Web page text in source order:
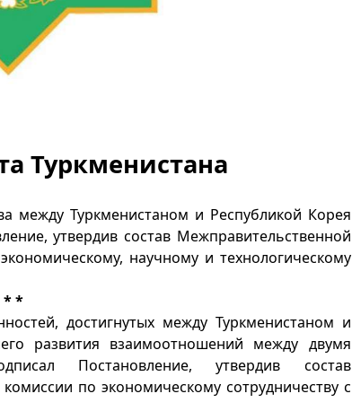
Туркменистана
между Туркменистаном и Республикой Корея
утвердив состав Межправительственной
научному и технологическому
* *
достигнутых между Туркменистаном и
развития взаимоотношений между двумя
Постановление, утвердив состав
по экономическому сотрудничеству с